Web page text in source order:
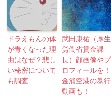
ドラえもんの体
が青くなった理
由はなぜ？悲し
い秘密について
も調査
武田康祐（厚生
労働省賃金課
長）顔画像やプ
ロフィールを！
金浦空港の暴行
動画も！